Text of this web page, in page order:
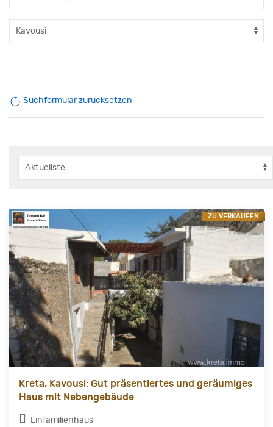
Suchformular zurücksetzen
Kreta, Kavousi: Gut präsentiertes und geräumiges
Haus mit Nebengebäude
Einfamilienhaus
ZU VERKAUFEN